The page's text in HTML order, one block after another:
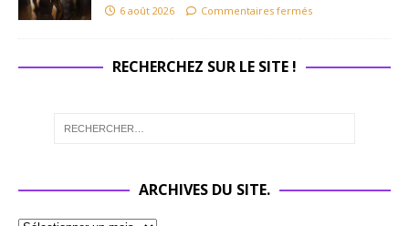
6 août 2026 Commentaires fermés
RECHERCHEZ SUR LE SITE !
ARCHIVES DU SITE.